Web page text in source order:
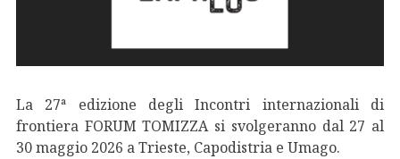
La 27ª edizione degli Incontri internazionali di
frontiera FORUM TOMIZZA si svolgeranno dal 27 al
30 maggio 2026 a Trieste, Capodistria e Umago.